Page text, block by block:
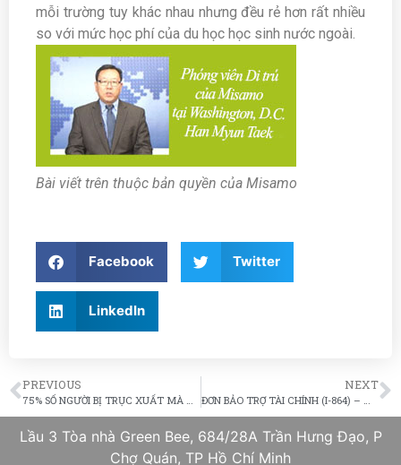
mỗi trường tuy khác nhau nhưng đều rẻ hơn rất nhiều
so với mức học phí của du học học sinh nước ngoài.
Bài viết trên thuộc bản quyền của Misamo
Facebook Twitter
LinkedIn
PREVIOUS NEXT
Lầu 3 Tòa nhà Green Bee, 684/28A Trần Hưng Đạo, P
Chợ Quán, TP Hồ Chí Minh